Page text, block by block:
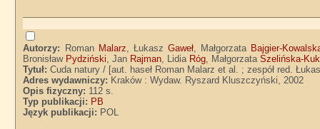
Autorzy: Roman Malarz, ŁukaszGaweł, Małgorzata Bajgier-
Bronisław Pydziński, Jan Rajman, Lidia Róg, MałgorzataSzelińska-
Tytuł:Cuda natury / [aut. haseł Roman Malarz et al. ; zespół red.
Adres wydawniczy: Kraków : Wydaw. Ryszard Kluszczyński, 2002
Opis fizyczny: 112 s.
Typ publikacji: PB
Język publikacji: POL